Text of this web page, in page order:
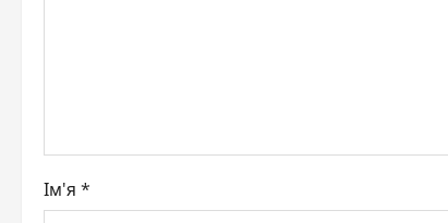
o
n
Ім'я *